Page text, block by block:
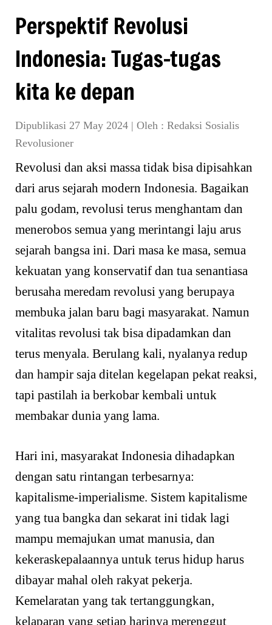
Perspektif Revolusi
Indonesia: Tugas-tugas
kita ke depan
Dipublikasi 27 May 2024 | Oleh : Redaksi Sosialis
Revolusioner
Revolusi dan aksi massa tidak bisa dipisahkan
dari arus sejarah modern Indonesia. Bagaikan
palu godam, revolusi terus menghantam dan
menerobos semua yang merintangi laju arus
sejarah bangsa ini. Dari masa ke masa, semua
kekuatan yang konservatif dan tua senantiasa
berusaha meredam revolusi yang berupaya
membuka jalan baru bagi masyarakat. Namun
vitalitas revolusi tak bisa dipadamkan dan
terus menyala. Berulang kali, nyalanya redup
dan hampir saja ditelan kegelapan pekat reaksi,
tapi pastilah ia berkobar kembali untuk
membakar dunia yang lama.
Hari ini, masyarakat Indonesia dihadapkan
dengan satu rintangan terbesarnya:
kapitalisme-imperialisme. Sistem kapitalisme
yang tua bangka dan sekarat ini tidak lagi
mampu memajukan umat manusia, dan
kekeraskepalaannya untuk terus hidup harus
dibayar mahal oleh rakyat pekerja.
Kemelaratan yang tak tertanggungkan,
kelaparan yang setiap harinya merenggut